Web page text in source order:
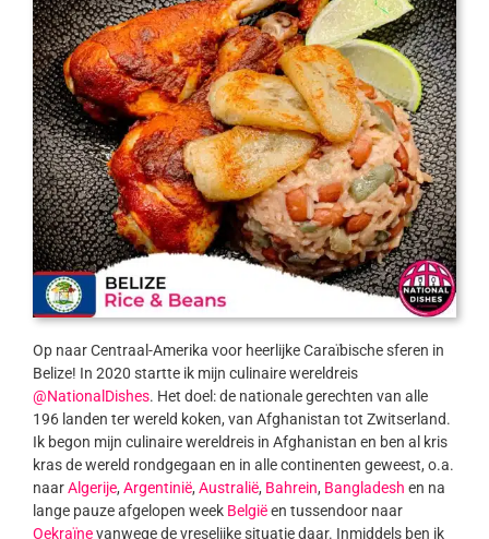
Op naar Centraal-Amerika voor heerlijke Caraïbische sferen in
Belize! In 2020 startte ik mijn culinaire wereldreis
@NationalDishes. Het doel: de nationale gerechten van alle
196 landen ter wereld koken, van Afghanistan tot Zwitserland.
Ik begon mijn culinaire wereldreis in Afghanistan en ben al kris
kras de wereld rondgegaan en in alle continenten geweest, o.a.
naarAlgerije, Argentinië, Australië, Bahrein, Bangladesh en na
lange pauze afgelopen week Belgiëen tussendoor naar
Oekraïnevanwege de vreselijke situatie daar. Inmiddels ben ik